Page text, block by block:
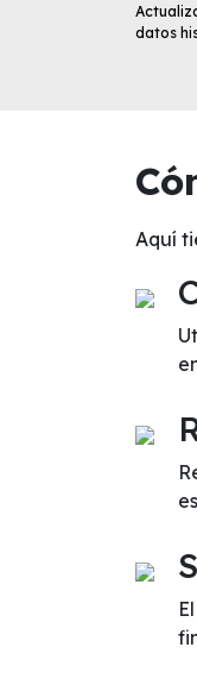
datos
Aquí